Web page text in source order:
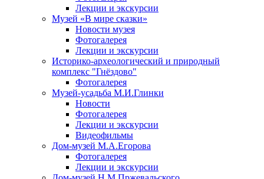
Лекции и экскурсии
Музей «В мире сказки»
Новости музея
Фотогалерея
Лекции и экскурсии
Историко-археологический и природный
комплекс "Гнёздово"
Фотогалерея
Музей-усадьба М.И.Глинки
Новости
Фотогалерея
Лекции и экскурсии
Видеофильмы
Дом-музей М.А.Егорова
Фотогалерея
Лекции и экскурсии